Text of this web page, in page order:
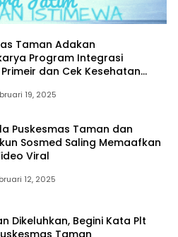
Taman Adakan
Program Integrasi
dan Cek Kesehatan
19, 2025
Puskesmas Taman dan
Sosmed Saling Memaafkan
Viral
12, 2025
Dikeluhkan, Begini Kata Plt
Taman